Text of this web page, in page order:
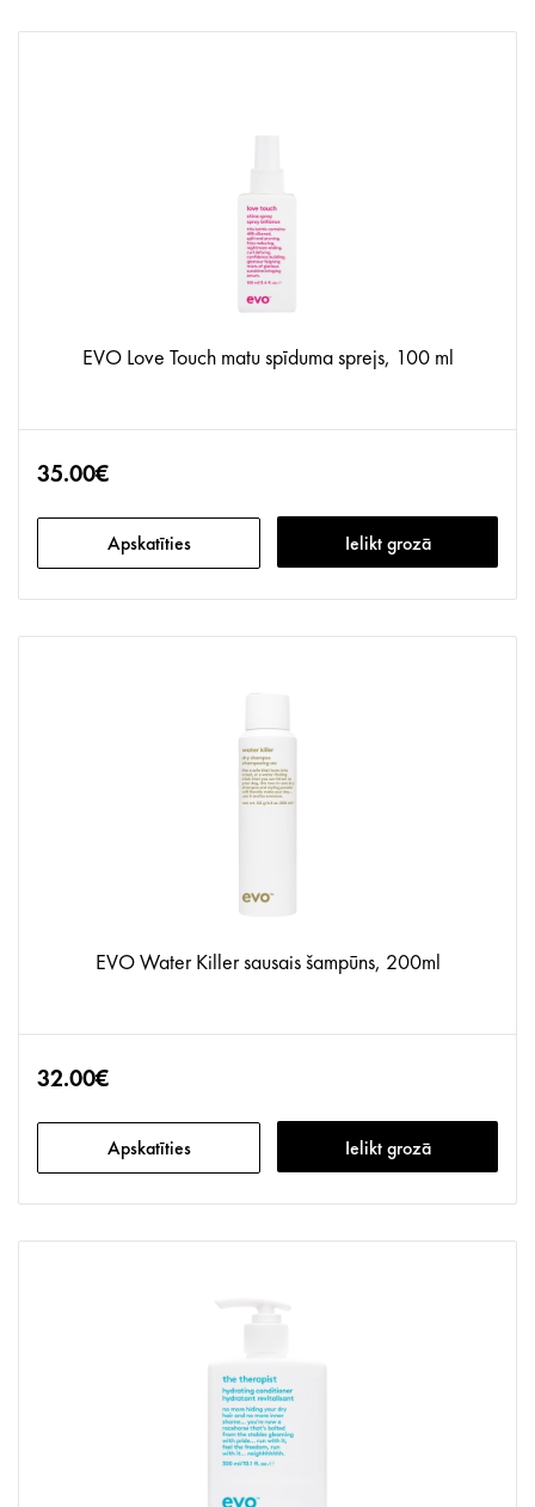
EVO Love Touch matu spīduma sprejs, 100 ml
35.00€
Apskatīties Ielikt grozā
EVO Water Killer sausais šampūns, 200ml
32.00€
Apskatīties Ielikt grozā